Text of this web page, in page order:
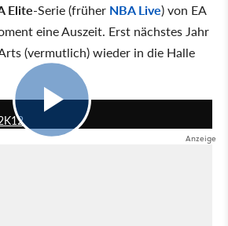
Elite-Serie (früher NBA Live) von EA
eine Auszeit. Erst nächstes Jahr
(vermutlich) wieder in die Halle